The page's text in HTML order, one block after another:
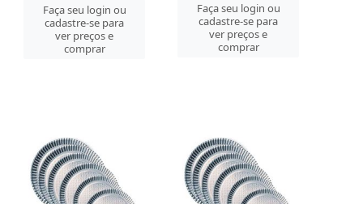
Faça seu login ou
cadastre-se para
ver preços e
comprar
Faça seu login ou
cadastre-se para
ver preços e
comprar